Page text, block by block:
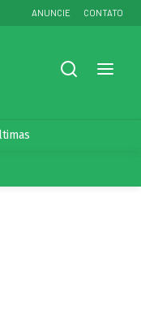
ANUNCIE CONTATO